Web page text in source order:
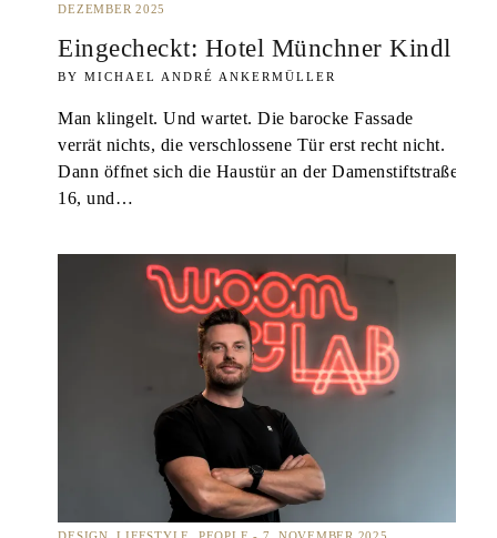
DEZEMBER 2025
Eingecheckt: Hotel Münchner Kindl
MICHAEL ANDRÉ ANKERMÜLLER
Man klingelt. Und wartet. Die barocke Fassade
verrät nichts, die verschlossene Tür erst recht nicht.
Dann öffnet sich die Haustür an der Damenstiftstraße
16, und…